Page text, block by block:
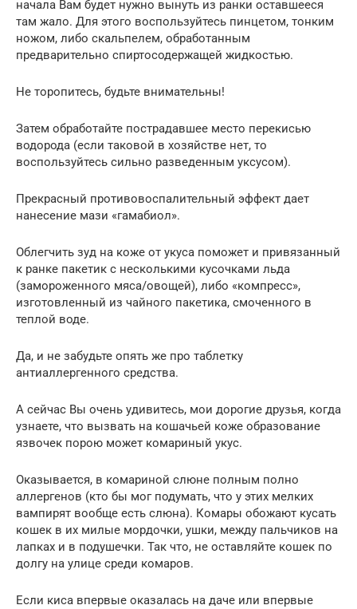
начала Вам будет нужно вынуть из ранки оставшееся
там жало. Для этого воспользуйтесь пинцетом, тонким
ножом, либо скальпелем, обработанным
предварительно спиртосодержащей жидкостью.
Не торопитесь, будьте внимательны!
Затем обработайте пострадавшее место перекисью
водорода (если таковой в хозяйстве нет, то
воспользуйтесь сильно разведенным уксусом).
Прекрасный противовоспалительный эффект дает
нанесение мази «гамабиол».
Облегчить зуд на коже от укуса поможет и привязанный
к ранке пакетик с несколькими кусочками льда
(замороженного мяса/овощей), либо «компресс»,
изготовленный из чайного пакетика, смоченного в
теплой воде.
Да, и не забудьте опять же про таблетку
антиаллергенного средства.
А сейчас Вы очень удивитесь, мои дорогие друзья, когда
узнаете, что вызвать на кошачьей коже образование
язвочек порою может комариный укус.
Оказывается, в комариной слюне полным полно
аллергенов (кто бы мог подумать, что у этих мелких
вампирят вообще есть слюна). Комары обожают кусать
кошек в их милые мордочки, ушки, между пальчиков на
лапках и в подушечки. Так что, не оставляйте кошек по
долгу на улице среди комаров.
Если киса впервые оказалась на даче или впервые